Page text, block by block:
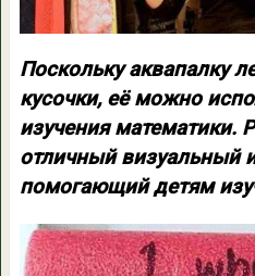
Поскольку аквапалку
кусочки, её можно
изучения математики.
отличный визуальный
помогающий детям